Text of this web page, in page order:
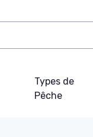
Types de
Pêche